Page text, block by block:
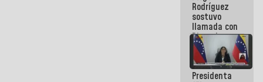
Rodríguez
sostuvo
llamada con
Dinorah
Figuera y
acuerdan
primer
encuentro
Presidenta